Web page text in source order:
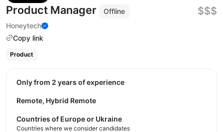
Product Manager
Offline
Honeytech
Copy link
$$$
Product
Only from 2 years of experience
Remote, Hybrid Remote
Countries of Europe or Ukraine
Countries where we consider candidates